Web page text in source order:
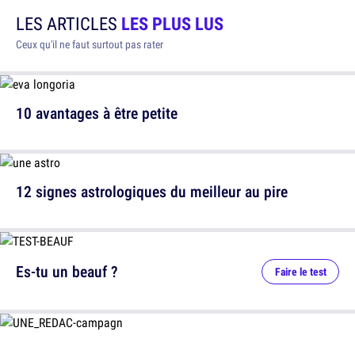
LES ARTICLES LES PLUS LUS
Ceux qu'il ne faut surtout pas rater
10 avantages à être petite
12 signes astrologiques du meilleur au pire
Es-tu un beauf ? Faire le test